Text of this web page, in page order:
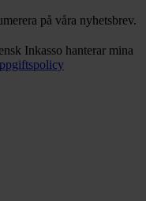
på våra nyhetsbrev.
Inkasso hanterar mina